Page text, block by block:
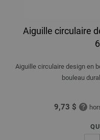
Aiguille circulaire
Aiguille circulaire design en
bouleau
9,73 $